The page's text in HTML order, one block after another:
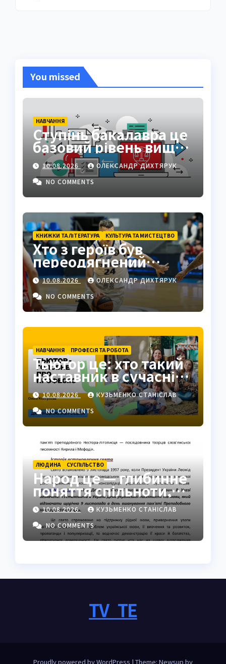
You missed
НАВЧАННЯ
Ступінь бакалавра це
базовий рівень вищої
освіти
10.08.2026
ОЛЕКСАНДР ДИХТЯРУК
NO COMMENTS
КНИЖКИ ТА ЛІТЕРАТУРА КУЛЬТУРА ТА МИСТЕЦТВО
Хто з героїв був
переодягнений
турком? Клеонт у
комедії Мольєра
10.08.2026
ОЛЕКСАНДР ДИХТЯРУК
NO COMMENTS
НАВЧАННЯ ПРОФЕСІЯ ТА РОБОТА
Тьютор це: хто такий
наставник в сучасній
освіті
10.08.2026
КУЗЬМЕНКО СТАНІСЛАВ
NO COMMENTS
ЛЮДИНА СУCПІЛЬСТВО
Народ це — глибинне
поняття спільноти,
ідентичності та сили
10.08.2026
КУЗЬМЕНКО СТАНІСЛАВ
NO COMMENTS
TV_TE
Proudly powered by WordPress | Theme: Newsup by